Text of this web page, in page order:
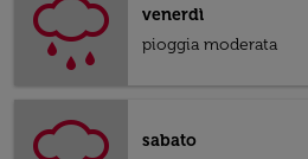
venerdì
pioggia moderata
sabato